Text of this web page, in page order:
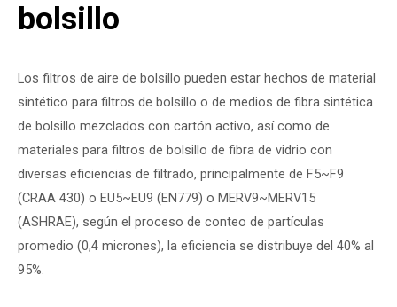
bolsillo
Los filtros de aire de bolsillo pueden estar hechos de material
sintético para filtros de bolsillo o de medios de fibra sintética
de bolsillo mezclados con cartón activo, así como de
materiales para filtros de bolsillo de fibra de vidrio con
diversas eficiencias de filtrado, principalmente de F5~F9
(CRAA 430) o EU5~EU9 (EN779) o MERV9~MERV15
(ASHRAE), según el proceso de conteo de partículas
promedio (0,4 micrones), la eficiencia se distribuye del 40% al
95%.